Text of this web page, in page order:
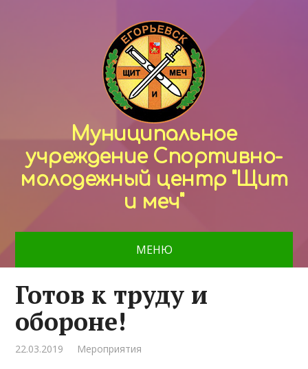
Муниципальное
учреждение Спортивно-
молодежный центр "Щит
и меч"
МЕНЮ
Готов к труду и
обороне!
22.03.2019 Мероприятия